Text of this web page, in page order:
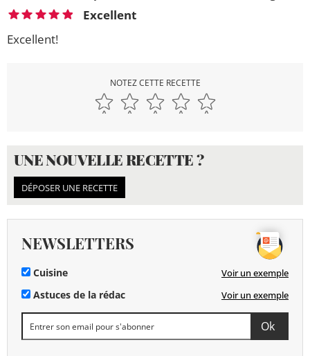
Excellent
Excellent!
NOTEZ CETTE RECETTE
UNE NOUVELLE RECETTE ?
DÉPOSER UNE RECETTE
NEWSLETTERS
Cuisine Voir un exemple
Astuces de la rédac Voir un exemple